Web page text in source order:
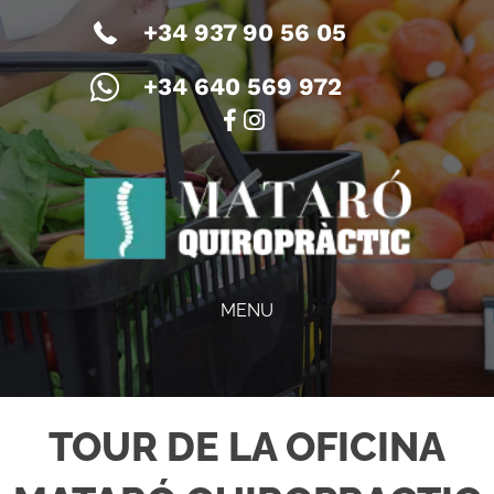
+34 937 90 56 05
+34 640 569 972
MENU
TOUR DE LA OFICINA